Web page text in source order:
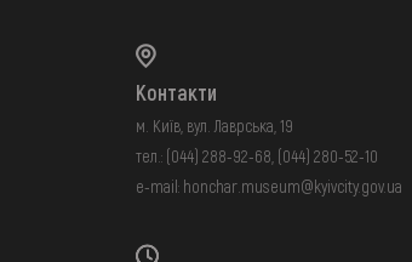
Контакти
м. Київ, вул. Лаврська, 19
тел.: (044) 288-92-68 (044) 280-52-10
e-mail: honchar.museum@kyivcity.gov.ua